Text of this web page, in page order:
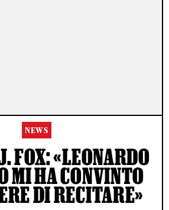
NEWS
FOX: «LEONARDO
MI HA CONVINTO
DI RECITARE»